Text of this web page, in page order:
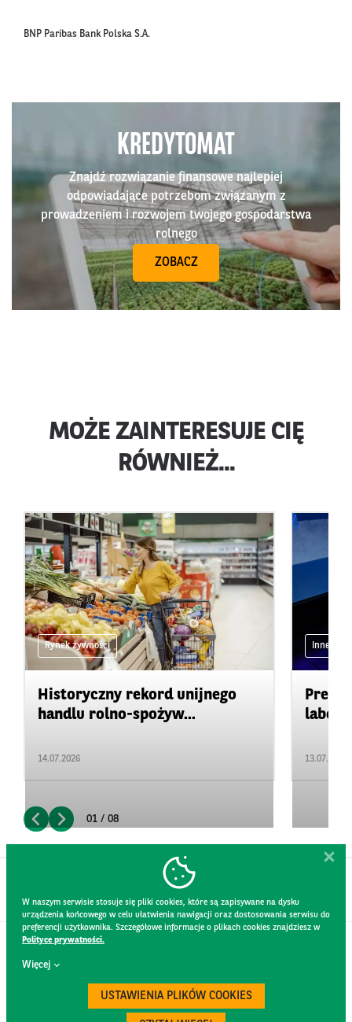
BNP Paribas Bank Polska S.A.
KREDYTOMAT
Znajdź rozwiązanie finansowe najlepiej
odpowiadające potrzebom związanym z
prowadzeniem i rozwojem twojego gospodarstwa
rolnego
ZOBACZ
MOŻE ZAINTERESUJE CIĘ
RÓWNIEŻ...
Rynek żywności
Historyczny rekord unijnego
handlu rolno-spożyw...
14.07.2026
Inne
13.07.2026
01 / 08
W naszym serwisie stosuje się pliki cookies, które są zapisywane na dysku
urządzenia końcowego w celu ułatwienia nawigacji oraz dostosowania serwisu do
preferencji użytkownika. Szczegółowe informacje o plikach cookies znajdziesz w
Polityce prywatności.
Więcej
USTAWIENIA PLIKÓW COOKIES
KONTAKT
REGULAMIN STRONY
POLITYKA PRYWATNOŚCI